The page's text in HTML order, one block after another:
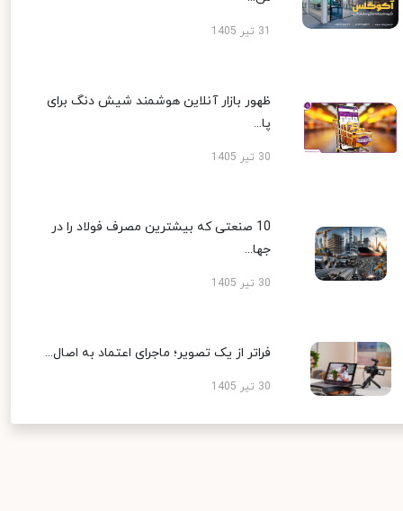
ظهور بازار آنلاین هوشمند شیش دنگ برای
پا...
30 تیر 1405
10 صنعتی که بیشترین مصرف فولاد را در
جها...
30 تیر 1405
فراتر از یک تصویر؛ ماجرای اعتماد به اصال...
30 تیر 1405